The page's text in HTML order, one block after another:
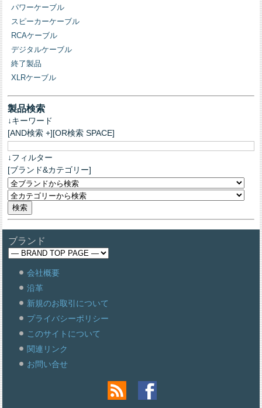
パワーケーブル
スピーカーケーブル
RCAケーブル
デジタルケーブル
終了製品
XLRケーブル
製品検索
↓キーワード
[AND検索 +][OR検索 SPACE]
↓フィルター
[ブランド&カテゴリー]
ブランド
会社概要
沿革
新規のお取引について
プライバシーポリシー
このサイトについて
関連リンク
お問い合せ